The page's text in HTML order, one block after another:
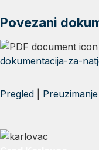
Povezani
dokumentacija-za-
Pregled Preuzimanje